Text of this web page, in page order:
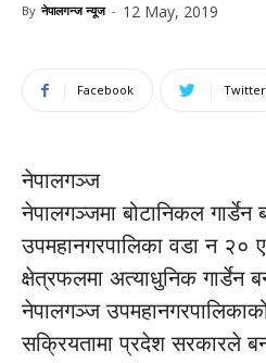
By नेपालगन्ज न्यूज - 12 May, 2019
Facebook Twitter
नेपालगञ्ज
नेपालगञ्जमा बोटानिकल
उपमहानगरपालिका वडा न २०
क्षेत्रफलमा अत्याधुनिक गार्डेन
नेपालगञ्ज
सक्रियतामा प्रदेश सरकारले बन